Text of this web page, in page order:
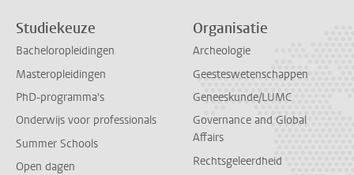
Studiekeuze
Bacheloropleidingen
Masteropleidingen
PhD-programma's
Onderwijs voor professionals
Summer Schools
Open dagen
Organisatie
Archeologie
Geesteswetenschappen
Geneeskunde/LUMC
Governance and Global
Affairs
Rechtsgeleerdheid